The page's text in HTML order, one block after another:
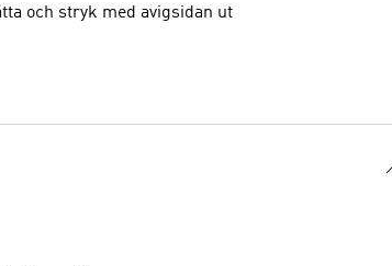
och stryk med avigsidan ut